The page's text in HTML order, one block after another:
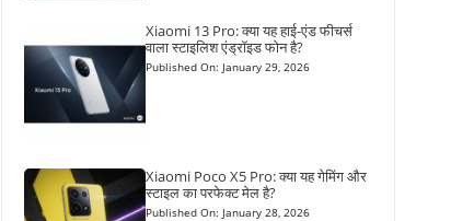
Xiaomi 13 Pro: क्या यह हाई-एंड फीचर्स
वाला स्टाइलिश एंड्रॉइड फोन है?
Published On: January 29, 2026
Xiaomi Poco X5 Pro: क्या यह गेमिंग और
स्टाइल का परफेक्ट मेल है?
Published On: January 28, 2026